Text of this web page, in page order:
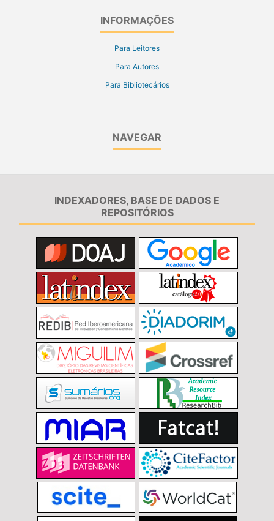
INFORMAÇÕES
Para Leitores
Para Autores
Para Bibliotecários
NAVEGAR
INDEXADORES, BASE DE DADOS E
REPOSITÓRIOS